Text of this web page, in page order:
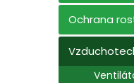
l
Ochrana